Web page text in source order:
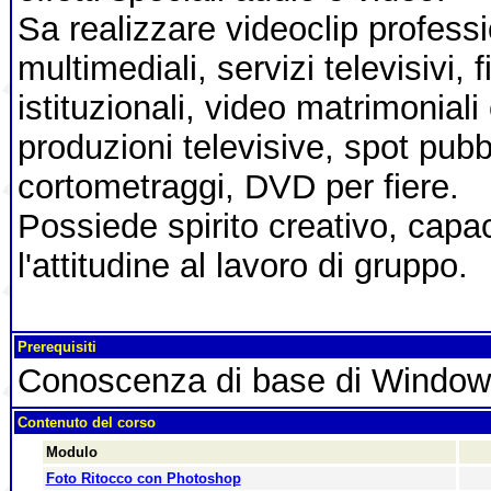
Sa realizzare videoclip
multimediali, servizi televisivi,
istituzionali, video
produzioni televisive, spot
cortometraggi, DVD per fiere.
Possiede spirito creativo,
l'attitudine al lavoro di gruppo.
Prerequisiti
Conoscenza di base di
Contenuto del corso
Modulo
Foto Ritocco con Photoshop